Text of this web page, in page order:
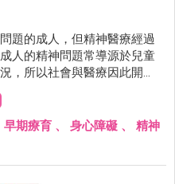
題的成人，但精神醫療經過
人的精神問題常導源於兒童
，所以社會與醫療因此開始
早期療育 、 身心障礙 、 精神